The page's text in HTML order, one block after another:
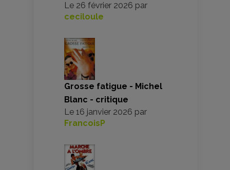
Le 26 février 2026 par
ceciloule
Grosse fatigue - Michel
Blanc - critique
Le 16 janvier 2026 par
FrancoisP